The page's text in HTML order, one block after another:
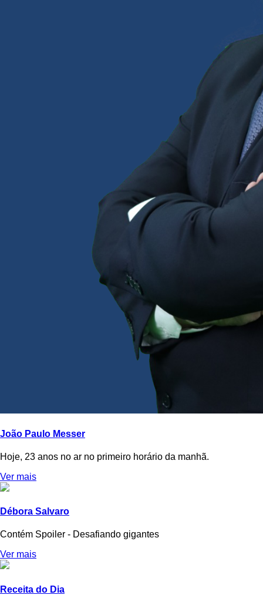
João Paulo Messer
Hoje, 23 anos no ar no primeiro horário da manhã.
Ver mais
Débora Salvaro
Contém Spoiler - Desafiando gigantes
Ver mais
Receita do Dia